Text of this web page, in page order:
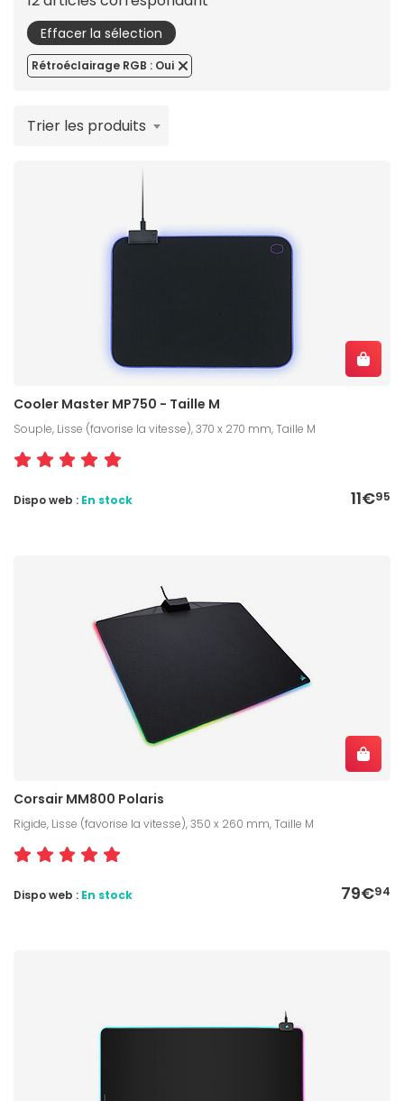
Effacer la sélection
Rétroéclairage RGB : Oui
Trier les produits
Cooler Master MP750 - Taille M
Souple, Lisse (favorise la vitesse), 370 x 270 mm, Taille M
11€95
Dispo web : En stock
Corsair MM800 Polaris
Rigide, Lisse (favorise la vitesse), 350 x 260 mm, Taille M
79€94
Dispo web : En stock